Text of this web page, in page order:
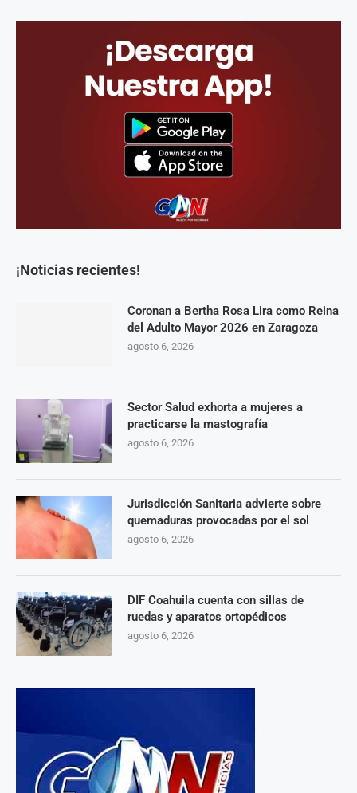
¡Noticias recientes!
Coronan a Bertha Rosa Lira como Reina
del Adulto Mayor 2026 en Zaragoza
agosto 6, 2026
Sector Salud exhorta a mujeres a
practicarse la mastografía
agosto 6, 2026
Jurisdicción Sanitaria advierte sobre
quemaduras provocadas por el sol
agosto 6, 2026
DIF Coahuila cuenta con sillas de
ruedas y aparatos ortopédicos
agosto 6, 2026